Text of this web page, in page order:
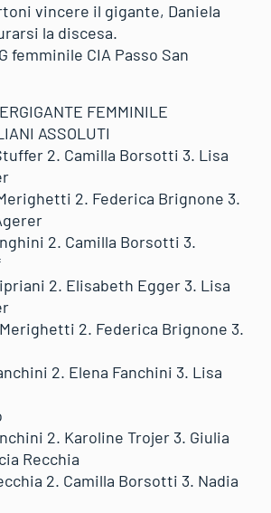
vincere il gigante, Daniela
la discesa.
femminile CIA Passo San
FEMMINILE
ASSOLUTI
2. Camilla Borsotti 3. Lisa
Merighetti 2. Federica Brignone 3.
2. Camilla Borsotti 3.
2. Elisabeth Egger 3. Lisa
Merighetti 2. Federica Brignone 3.
2. Elena Fanchini 3. Lisa
2. Karoline Trojer 3. Giulia
Recchia
2. Camilla Borsotti 3. Nadia